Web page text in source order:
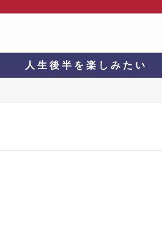
人 生 後 半 を 楽 し み た い